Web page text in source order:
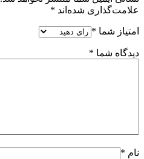
علامت‌گذاری شده‌اند *
امتیاز شما *
دیدگاه شما *
نام *